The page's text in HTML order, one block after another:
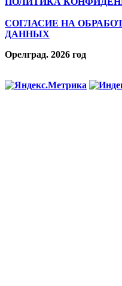
СОГЛАСИЕ НА
ДАННЫХ
Орелград. 2026 год